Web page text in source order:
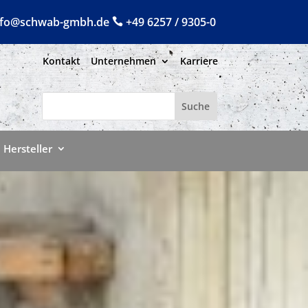
gmbh.de +49 6257 / 9305-0
Kontakt Unternehmen Karriere
Hersteller
Hersteller